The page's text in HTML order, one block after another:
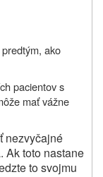
ako
pacientov s
mať vážne
nezvyčajné
Ak toto nastane
to svojmu